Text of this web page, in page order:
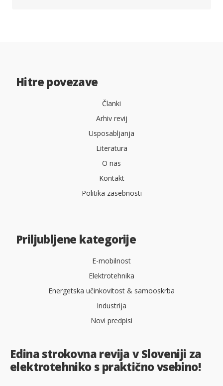
Hitre povezave
Članki
Arhiv revij
Usposabljanja
Literatura
O nas
Kontakt
Politika zasebnosti
Priljubljene kategorije
E-mobilnost
Elektrotehnika
Energetska učinkovitost & samooskrba
Industrija
Novi predpisi
Edina strokovna revija v Sloveniji za
elektrotehniko s praktično vsebino!